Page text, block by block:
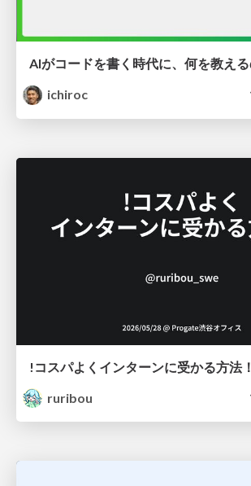
ichiroc
!コスパよくインターンに受かる方法！
ruribou